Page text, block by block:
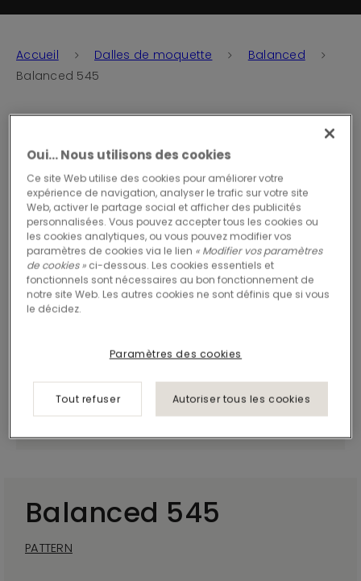
Accueil Dalles de moquette
Balanced
Balanced 545
Balanced 545
PATTERN
Oui… Nous utilisons des cookies
Ce site Web utilise des cookies pour améliorer votre
expérience de navigation, analyser le trafic sur votre site
Web, activer le partage social et afficher des publicités
personnalisées. Vous pouvez accepter tous les cookies ou
les cookies analytiques, ou vous pouvez modifier vos
paramètres de cookies via le lien « Modifier vos paramètres
de cookies » ci-dessous. Les cookies essentiels et
fonctionnels sont nécessaires au bon fonctionnement de
notre site Web. Les autres cookies ne sont définis que si vous
le décidez.
Paramètres des cookies
Tout refuser Autoriser tous les cookies